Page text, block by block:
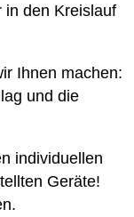
in den Kreislauf
Ihnen machen:
und die
individuellen
Geräte!